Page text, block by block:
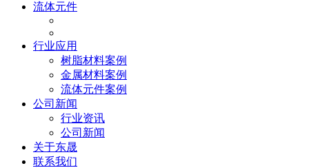
流体元件
行业应用
树脂材料案例
金属材料案例
流体元件案例
公司新闻
行业资讯
公司新闻
关于东晟
联系我们